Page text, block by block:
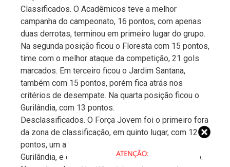
Classificados. O Acadêmicos teve a melhor
campanha do campeonato, 16 pontos, com apenas
duas derrotas, terminou em primeiro lugar do grupo.
Na segunda posição ficou o Floresta com 15 pontos,
time com o melhor ataque da competição, 21 gols
marcados. Em terceiro ficou o Jardim Santana,
também com 15 pontos, porém fica atrás nos
critérios de desempate. Na quarta posição ficou o
Gurilândia, com 13 pontos.
Desclassificados. O Força Jovem foi o primeiro fora
da zona de classificação, em quinto lugar, com 12
pontos, um a menos que o quarto colocado,
Gurilândia, e com isso se despediu da competição.